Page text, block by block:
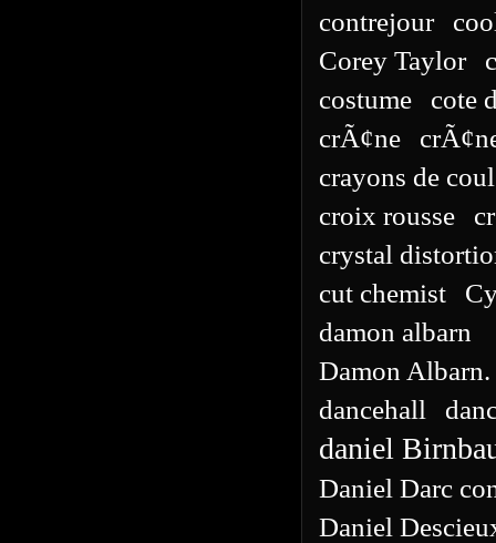
contrejour
Corey Taylor
costume
cote
crÃ¢ne
crayons de
croix rousse
crystal
cut chemist
damon albarn
Damon Albarn.
dancehall
daniel
Daniel Darc
Daniel